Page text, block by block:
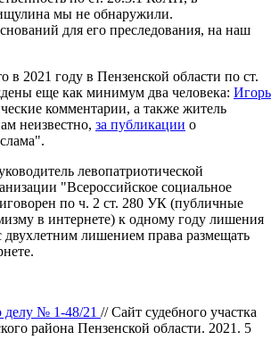
мы не обнаружили.
для его преследования, на наш
в 2021 году в Пензенской области по ст.
еще как минимум два человека: Игорь
комментарии, а также житель
неизвестно, за публикации о
левопатриотической
"Всероссийское социальное
по ч. 2 ст. 280 УК (публичные
в интернете) к одному году лишения
двухлетним лишением права размещать
делу № 1-48/21 // Сайт судебного участка
района Пензенской области. 2021. 5